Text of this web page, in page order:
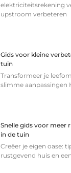
elektriciteitsrekening
upstroom verbeteren
Gids voor kleine
tuin
Transformeer je
slimme aanpassingen
Snelle gids voor meer
in de tuin
Creëer je eigen oase:
rustgevend huis en